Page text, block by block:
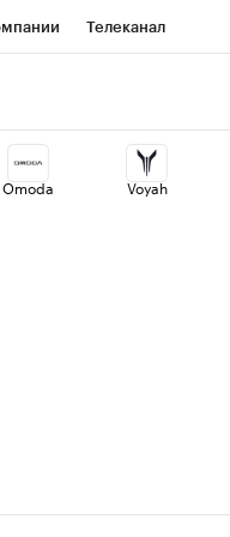
Телеканал
Проверка контрагентов
Omoda Voyah